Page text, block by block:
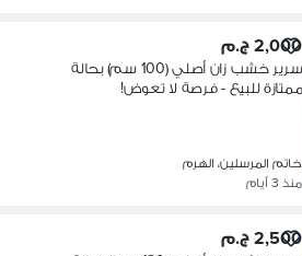
2,000 ج.م
سرير خشب زان أصلي (100 سم) بحالة
ممتازة للبيع - فرصة لا تعوض!
خاتم المرسلين، الهرم
منذ 3 أيام
2,500 ج.م